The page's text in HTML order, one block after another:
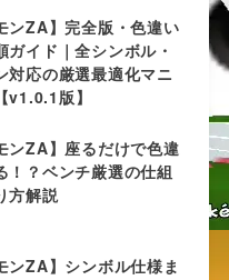
ンZA】完全版・色違い
ガイド｜全シンボル・
対応の厳選最適化マニ
v1.0.1版】
ンZA】座るだけで色違
！？ベンチ厳選の仕組
方解説
ンZA】シンボル仕様ま